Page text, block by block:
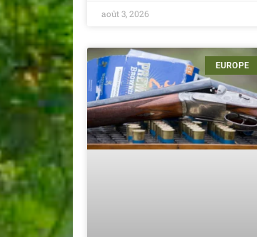
août 3, 2026
EUROPE